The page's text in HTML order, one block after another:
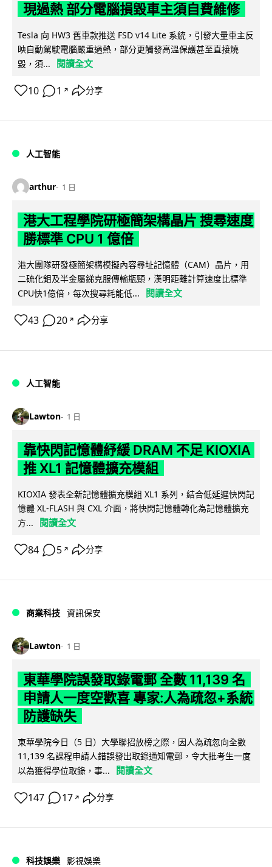
現過熱 部分電腦損毀車主須自費維修
Tesla 向 HW3 舊車款推送 FSD v14 Lite 系統，引發大量車主反
映自動駕駛電腦嚴重過熱，部分更觸發高溫保護甚至直接燒
毀，須...
閱讀全文
10 1 ↗ 分享
人工智能
arthur 1 日
港大工程學院研極簡架構晶片 搜尋速度
勝標準 CPU 1 億倍
港大團隊研發極簡架構模擬內容尋址記憶體（CAM）晶片，用
二硫化鉬及半金屬銻克服傳輸瓶頸，漢明距離計算速度比標準
CPU快1億倍，每次搜尋耗能低...
閱讀全文
43 20 ↗ 分享
人工智能
Lawton 1 日
靠快閃記憶體紓緩 DRAM 不足 KIOXIA
推 XL1 記憶體擴充模組
KIOXIA 發表全新記憶體擴充模組 XL1 系列，結合低延遲快閃記
憶體 XL-FLASH 與 CXL 介面，將快閃記憶體轉化為記憶體擴充
方...
閱讀全文
84 5 ↗ 分享
商業科技 資訊保安
Lawton 1 日
東華學院誤發取錄電郵 全數 11,139 名
申請人一度空歡喜 專家:人為疏忽+系統
防護缺失
東華學院今日（5 日）大學聯招放榜之際，因人為疏忽向全數
11,139 名課程申請人錯誤發出取錄通知電郵，令大批考生一度
以為獲得學位取錄，事...
閱讀全文
147 17 ↗ 分享
科技娛樂 影視娛樂